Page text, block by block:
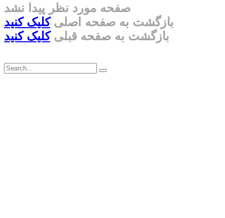
صفحه مورد نظر پیدا نشد
بازگشت به صفحه اصلیکلیک کنید
بازگشت به صفحه قبلیکلیک کنید